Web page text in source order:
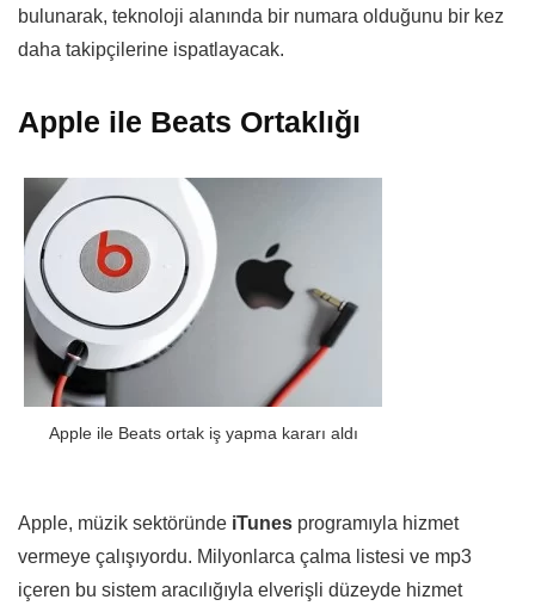
bulunarak, teknoloji alanında bir numara olduğunu bir kez
daha takipçilerine ispatlayacak.
Apple ile Beats Ortaklığı
Apple ile Beats ortak iş yapma kararı aldı
Apple, müzik sektöründe iTunes programıyla hizmet
vermeye çalışıyordu. Milyonlarca çalma listesi ve mp3
içeren bu sistem aracılığıyla elverişli düzeyde hizmet